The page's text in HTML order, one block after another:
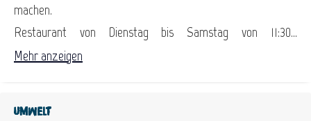
machen.
Restaurant von Dienstag bis Samstag von 11:30...
Mehr anzeigen
Umwelt